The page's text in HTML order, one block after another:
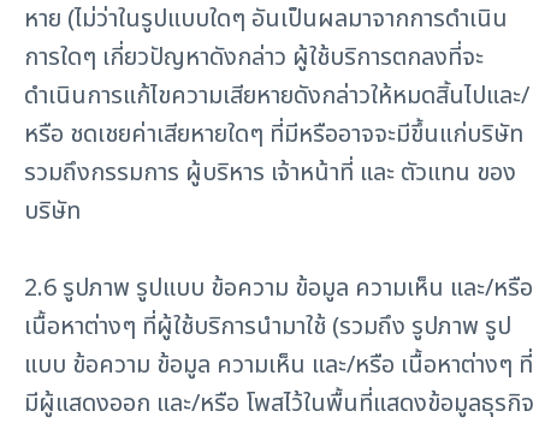
หาย (ไม่ว่าในรูปแบบใดๆ อันเป็นผลมาจากการดำเนิน
การใดๆ เกี่ยวปัญหาดังกล่าว ผู้ใช้บริการตกลงที่จะ
ดำเนินการแก้ไขความเสียหายดังกล่าวให้หมดสิ้นไปและ/
หรือ ชดเชยค่าเสียหายใดๆ ที่มีหรืออาจจะมีขึ้นแก่บริษัท
รวมถึงกรรมการ ผู้บริหาร เจ้าหน้าที่ และ ตัวแทน ของ
บริษัท
2.6 รูปภาพ รูปแบบ ข้อความ ข้อมูล ความเห็น และ/หรือ
เนื้อหาต่างๆ ที่ผู้ใช้บริการนำมาใช้ (รวมถึง รูปภาพ รูป
แบบ ข้อความ ข้อมูล ความเห็น และ/หรือ เนื้อหาต่างๆ ที่
มีผู้แสดงออก และ/หรือ โพสไว้ในพื้นที่แสดงข้อมูลธุรกิจ